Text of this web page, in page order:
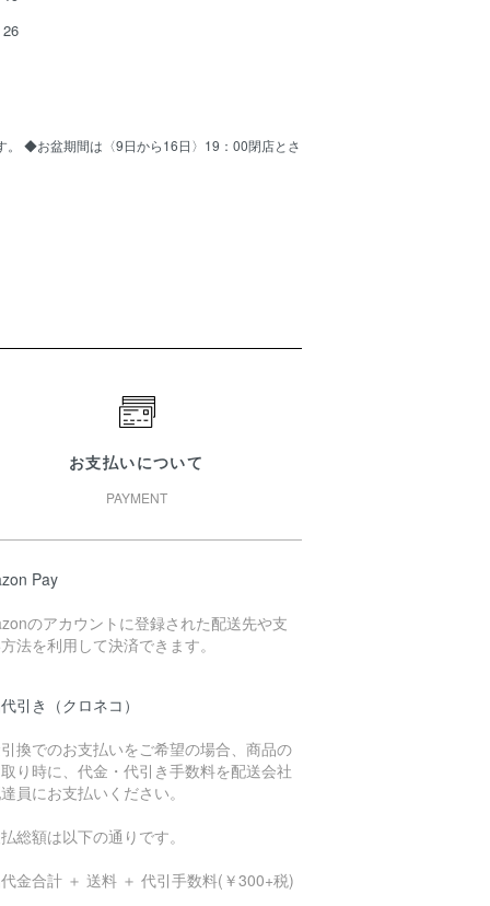
26
。 ◆お盆期間は〈9日から16日〉19：00閉店とさ
お支払いについて
PAYMENT
Pay
のアカウントに登録された配送先や支
法を利用して決済できます。
引き（クロネコ）
換でのお支払いをご希望の場合、商品の
り時に、代金・代引き手数料を配送会社
員にお支払いください。
総額は以下の通りです。
金合計 ＋ 送料 ＋ 代引手数料(￥300+税)